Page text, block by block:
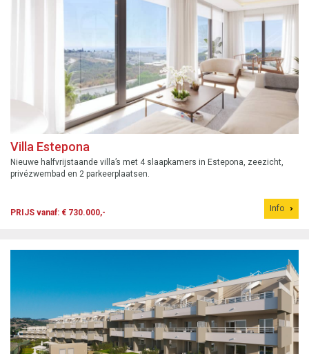
Villa Estepona
Nieuwe halfvrijstaande villa’s met 4 slaapkamers in Estepona, zeezicht,
privézwembad en 2 parkeerplaatsen.
PRIJS vanaf: € 730.000,- Info